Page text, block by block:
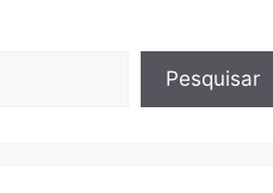
Pesquisar